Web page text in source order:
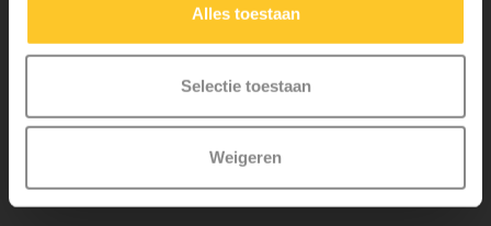
Alles toestaan
Selectie toestaan
Weigeren
hebt jarenlang plezier van een Micro step!